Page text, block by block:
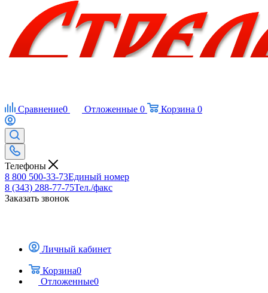
Сравнение0 Отложенные 0 Корзина 0
Телефоны
8 800 500-33-73Единый номер
8 (343) 288-77-75Тел./факс
Заказать звонок
Личный кабинет
Корзина0
Отложенные0